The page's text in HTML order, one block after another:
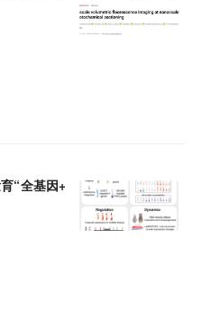
“全基因+全细胞”4D动态成像